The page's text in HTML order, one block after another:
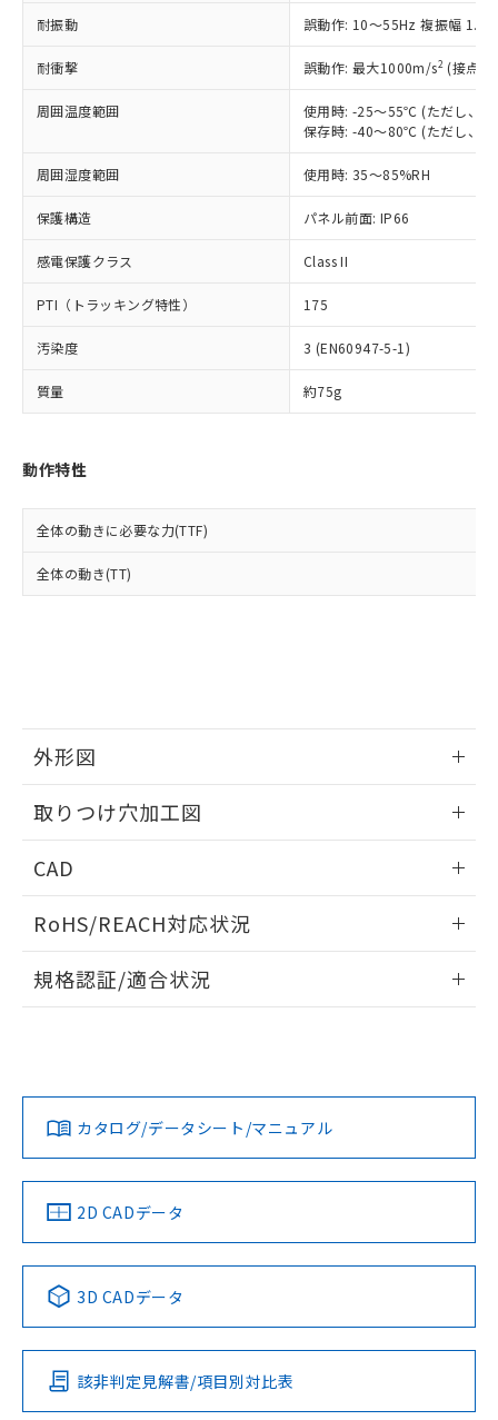
耐振動 誤動作: 10～55Hz 複振幅
耐衝撃 誤動作: 最大1000m/s2 (接点
周囲温度範囲
使用時: -25～55℃ (ただし、氷
保存時: -40～80℃ (ただし、氷
周囲湿度範囲 使用時: 35～85%RH
保護構造 パネル前面: IP66
感電保護クラス Class II
PTI（トラッキング特性） 175
汚染度 3 (EN60947-5-1)
質量 約75g
動作特性
全体の動きに必要な力(TTF)
全体の動き(TT)
外形図
取りつけ穴加工図
CAD
ドすることができます。
ログイン/会員登録
ダウンロードデータをご利用いただく前に、以下を必ずお読
みください。
ソフトウェアの使用条件
RoHS/REACH対応状況
EU RoHS 注意事項・凡例
対応済み
中国 RoHS 注意事項・凡例
Pb Hg Cd Cr(VI)
O
規格認証/適合状況
カタログ/データシート/マニュアル
2D CADデータ
3D CADデータ
該非判定見解書/項目別対比表
記載している更新日時点での社内デー
タに基づき作成されるものであり、閲
覧された時点での実際の在庫および標
準価格とは異なる場合があることをご
正式な納期状況および標準価格はお客
様のお取引先、またはお客様担当のオ
ムロン制御機器販売店・当社販売員に
オムロン制御機器販売店や当社販売拠
販売ネットワーク
」をご確認
ください。
在庫状況および標準価格結果を当社の
事前の承諾なく第三者に漏洩または開
示しないようお願いします。
マイパーツ機能（部品リスト作成サー
ビス）をご利用いただくには、I-Web
メンバーズにご登録されている必要が
および当社の共同利用者が、当社の製
品・サービスに関するお客様との取
をご了承ください。
※当社の共同利用者とは、"個人情報
鉛(Pb) 1000ppm以下、 水銀(Hg) 1000ppm以下、 カド
六価クロム(Cr(Ⅵ)) 1000ppm以下、ポリ臭化ビフェニル
類(PBB) 1000ppm以下、ポリ臭化ジフェニルエーテル類
(PBDE) 1000ppm以下、フタル酸ビス(2-エチルヘキシ
ル) (DEHP)(別名：DOP) 1000ppm以下、フタル酸ブチ
ルベンジル（BBP） 1000ppm以下、フタル酸ジブチル
（DBP） 1000ppm以下、フタル酸ジイソブチル
(DIBP) 1000ppm以下
但し、RoHS指令で産業用監視および制御機器に対する
適用除外項目は除く。
フタル酸エステル類の４物質については閾値を超える意
図的な使用がないことを確認しています。
※2 対応予定月
部品在庫の切り替え状況などにより、予定
月が前後することがあります。
下記の非含有証明書をダウンロードするこ
とができます。
EU RoHS指令（10物質）の非含有証明書
物質の対応では、対応完了までの期間は出
荷製品に未対応品が混在することから備考
既に当社にて対応品への在庫切替を完了
していることから、特段のことがない限
り、2022年1月12日より割愛しておりま
*中国RoHS10物質の基準値 (GB/T26572)：
Pb(鉛) :1000ppm、 Hg(水銀) : 1000ppm、 Cd(カドミウ
Cr(Ⅵ)(六価クロム) : 1000ppm、 PBBs(ポリ臭化ビフェ
ニル類) : 1000ppm、 PBDEs(ポリ臭化ジフェニルエーテ
ル) : 1000ppm、
DEHP(フタル酸ビス(2-エチルヘキシル)) : 1000ppm
※2 環境保護使用期限
「ｅ」：有害物質（10物質）のすべてが基
準値以下であることを示します。
「10」：通常の使用状況下において有害物
質が外部に漏えいし、環境に深刻な影響を
及ぼさない年数を意味します。
（以下｢規制貨物等」という）を輸出
または国外への提供する場合は、日本
国政府の輸出許可(または役務取引許
可)を取得するなどの必要な手続きを
当社は規制貨物を破棄する場合は、完
全に破砕するなど、違法に輸出されな
いよう必要な手段を講じます。
当社は貴社製品を、核兵器、ミサイ
ル、化学兵器、生物兵器またはその他
武器並びにこれらの製造装置等に一切
使用いたしません。
当社は、貴社製品を第三者に販売する
場合は、上記1、2および3の内容を当
該第三者に通知します。また当社は、
販売先および販売に係わる関係者が違
法に輸出するおそれがある場合は、取
り引きをいたしません。
○ 一定数以上の在庫あり
△ 一定数には満たないが在庫あり
在庫なし(最新の在庫状況につ
いては、お客様のお取引先、ま
たはお客様担当のオムロン制御
機器販売店・当社販売員にご確
認ください)
受注生産機種、また在庫状況の
情報を公開していない機種